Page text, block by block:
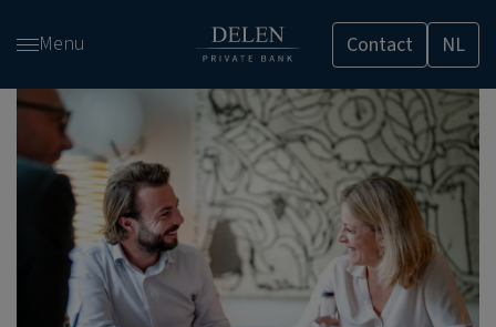
en
de
gaan
Menu Contact NL